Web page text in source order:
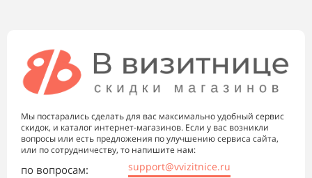
Мы постарались сделать для вас максимально удобный сервис
скидок, и каталог интернет-магазинов. Если у вас возникли
вопросы или есть предложения по улучшению сервиса сайта,
или по сотрудничеству, то напишите нам:
по вопросам: support@vvizitnice.ru